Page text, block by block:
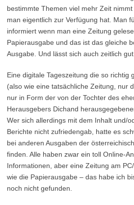
bestimmte Themen viel mehr Zeit
man eigentlich zur Verfügung hat. Man
informiert wenn man eine Zeitung
Papierausgabe und das ist das gleiche
Ausgabe. Und lässt sich auch zeitlich gut
Eine digitale Tageszeitung die so richtig
(also wie eine tatsächliche Zeitung, nur
nur in Form der von der Tochter des
Herausgebers Dichand
Wer sich allerdings mit dem Inhalt und/
Berichte nicht zufriedengab, hatte es
bei anderen Ausgaben der
finden. Alle haben zwar ein toll Online-
Informationen, aber eine Zeitung am
wie die Papierausgabe – das habe ich
noch nicht gefunden.